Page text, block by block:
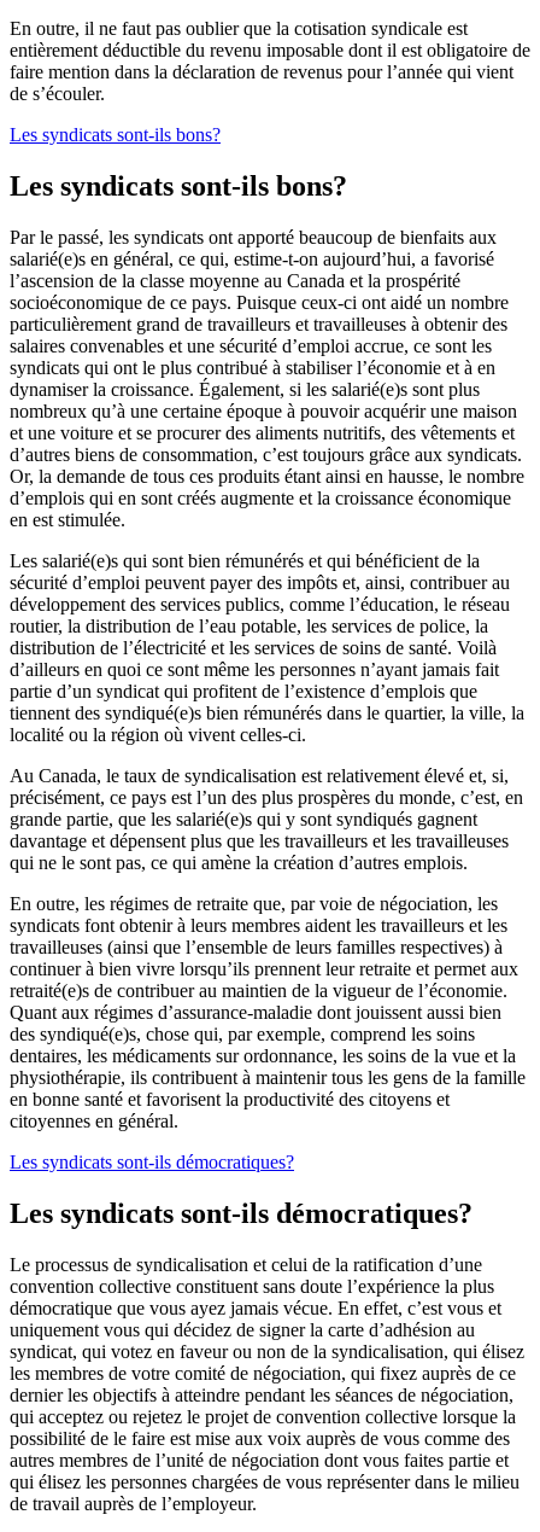
En outre, il ne faut pas oublier que la cotisation syndicale est
entièrement déductible du revenu imposable dont il est obligatoire de
faire mention dans la déclaration de revenus pour l’année qui vient
de s’écouler.
Les syndicats sont-ils bons?
Les syndicats sont-ils bons?
Par le passé, les syndicats ont apporté beaucoup de bienfaits aux
salarié(e)s en général, ce qui, estime-t-on aujourd’hui, a favorisé
l’ascension de la classe moyenne au Canada et la prospérité
socioéconomique de ce pays. Puisque ceux-ci ont aidé un nombre
particulièrement grand de travailleurs et travailleuses à obtenir des
salaires convenables et une sécurité d’emploi accrue, ce sont les
syndicats qui ont le plus contribué à stabiliser l’économie et à en
dynamiser la croissance. Également, si les salarié(e)s sont plus
nombreux qu’à une certaine époque à pouvoir acquérir une maison
et une voiture et se procurer des aliments nutritifs, des vêtements et
d’autres biens de consommation, c’est toujours grâce aux syndicats.
Or, la demande de tous ces produits étant ainsi en hausse, le nombre
d’emplois qui en sont créés augmente et la croissance économique
en est stimulée.
Les salarié(e)s qui sont bien rémunérés et qui bénéficient de la
sécurité d’emploi peuvent payer des impôts et, ainsi, contribuer au
développement des services publics, comme l’éducation, le réseau
routier, la distribution de l’eau potable, les services de police, la
distribution de l’électricité et les services de soins de santé. Voilà
d’ailleurs en quoi ce sont même les personnes n’ayant jamais fait
partie d’un syndicat qui profitent de l’existence d’emplois que
tiennent des syndiqué(e)s bien rémunérés dans le quartier, la ville, la
localité ou la région où vivent celles-ci.
Au Canada, le taux de syndicalisation est relativement élevé et, si,
précisément, ce pays est l’un des plus prospères du monde, c’est, en
grande partie, que les salarié(e)s qui y sont syndiqués gagnent
davantage et dépensent plus que les travailleurs et les travailleuses
qui ne le sont pas, ce qui amène la création d’autres emplois.
En outre, les régimes de retraite que, par voie de négociation, les
syndicats font obtenir à leurs membres aident les travailleurs et les
travailleuses (ainsi que l’ensemble de leurs familles respectives) à
continuer à bien vivre lorsqu’ils prennent leur retraite et permet aux
retraité(e)s de contribuer au maintien de la vigueur de l’économie.
Quant aux régimes d’assurance-maladie dont jouissent aussi bien
des syndiqué(e)s, chose qui, par exemple, comprend les soins
dentaires, les médicaments sur ordonnance, les soins de la vue et la
physiothérapie, ils contribuent à maintenir tous les gens de la famille
en bonne santé et favorisent la productivité des citoyens et
citoyennes en général.
Les syndicats sont-ils démocratiques?
Les syndicats sont-ils démocratiques?
Le processus de syndicalisation et celui de la ratification d’une
convention collective constituent sans doute l’expérience la plus
démocratique que vous ayez jamais vécue. En effet, c’est vous et
uniquement vous qui décidez de signer la carte d’adhésion au
syndicat, qui votez en faveur ou non de la syndicalisation, qui élisez
les membres de votre comité de négociation, qui fixez auprès de ce
dernier les objectifs à atteindre pendant les séances de négociation,
qui acceptez ou rejetez le projet de convention collective lorsque la
possibilité de le faire est mise aux voix auprès de vous comme des
autres membres de l’unité de négociation dont vous faites partie et
qui élisez les personnes chargées de vous représenter dans le milieu
de travail auprès de l’employeur.